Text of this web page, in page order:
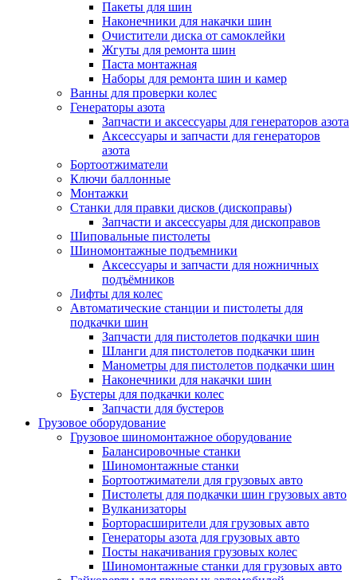
Пакеты для шин
Наконечники для накачки шин
Очистители диска от самоклейки
Жгуты для ремонта шин
Паста монтажная
Наборы для ремонта шин и камер
Ванны для проверки колес
Генераторы азота
Запчасти и аксессуары для генераторов азота
Аксессуары и запчасти для генераторов
азота
Бортоотжиматели
Ключи баллонные
Монтажки
Станки для правки дисков (дископравы)
Запчасти и аксессуары для дископравов
Шиповальные пистолеты
Шиномонтажные подъемники
Аксессуары и запчасти для ножничных
подъёмников
Лифты для колес
Автоматические станции и пистолеты для
подкачки шин
Запчасти для пистолетов подкачки шин
Шланги для пистолетов подкачки шин
Манометры для пистолетов подкачки шин
Наконечники для накачки шин
Бустеры для подкачки колес
Запчасти для бустеров
Грузовое оборудование
Грузовое шиномонтажное оборудование
Балансировочные станки
Шиномонтажные станки
Бортоотжиматели для грузовых авто
Пистолеты для подкачки шин грузовых авто
Вулканизаторы
Борторасширители для грузовых авто
Генераторы азота для грузовых авто
Посты накачивания грузовых колес
Шиномонтажные станки для грузовых авто